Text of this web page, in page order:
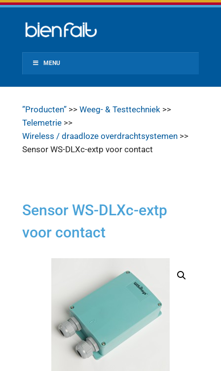
MENU
”Producten”>> Weeg- & Testtechniek>>
Telemetrie>>
Wireless / draadloze overdrachtsystemen>>
Sensor WS-DLXc-extp voor contact
Sensor WS-DLXc-extp
voor contact